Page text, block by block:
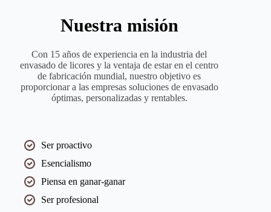
Nuestra misión
Con 15 años de experiencia en la industria del
envasado de licores y la ventaja de estar en el centro
de fabricación mundial, nuestro objetivo es
proporcionar a las empresas soluciones de envasado
óptimas, personalizadas y rentables.
Ser proactivo
Esencialismo
Piensa en ganar-ganar
Ser profesional